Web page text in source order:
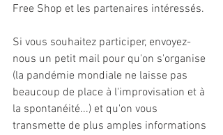
Free Shop et les partenaires intéressés.
Si vous souhaitez participer, envoyez-
nous un petit mail pour qu'on s'organise
(la pandémie mondiale ne laisse pas
beaucoup de place à l'improvisation et à
la spontanéité...) et qu'on vous
transmette de plus amples informations